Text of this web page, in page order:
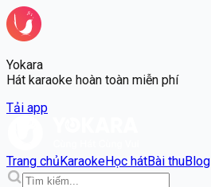
Yokara
Hát karaoke hoàn toàn miễn phí
Tải app
Trang chủKaraokeHọc hátBài thuBlog